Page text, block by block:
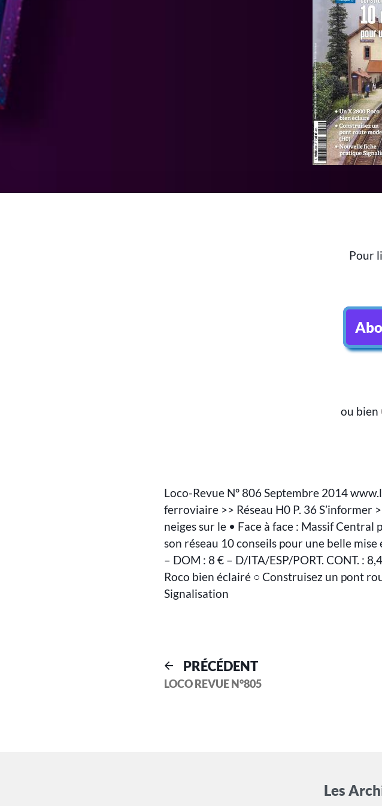
Pour
ou bien
Loco-Revue Nº 806 Septembre 2014
ferroviaire >> Réseau H0 P. 36 S’informer
neiges sur le • Face à face : Massif
son réseau 10 conseils pour une belle mise
– DOM : 8 € – D/ITA/ESP/PORT. CONT. :
Roco bien éclairé ○ Construisez un pont
Signalisation
PRÉCÉDENT
LOCO REVUE N°805
Les